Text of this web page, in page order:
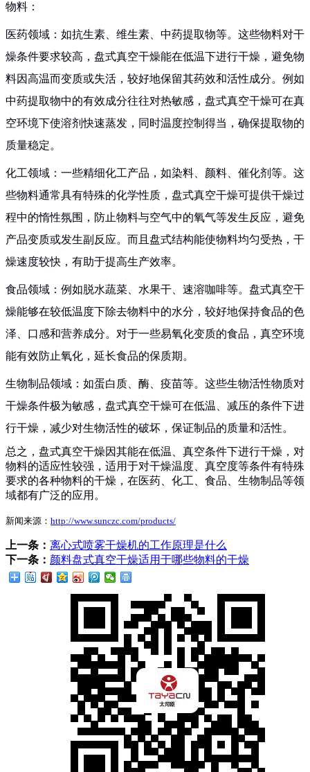
物料：
医药领域：如抗生素、维生素、中药提取物等。这些物料对干
燥条件要求较高，盘式真空干燥能在低温下进行干燥，避免物
料因高温而变质或失活，较好地保留其药效和活性成分。例如
中药提取物中的有效成分往往对热敏感，盘式真空干燥可在真
空环境下使溶剂快速蒸发，同时温度控制得当，确保提取物的
质量稳定。
化工领域：一些精细化工产品，如染料、颜料、催化剂等。这
些物料通常具有特殊的化学性质，盘式真空干燥可提供干燥过
程中的惰性氛围，防止物料与空气中的氧气等发生反应，避免
产品变质或发生副反应。而且盘式结构能使物料均匀受热，干
燥速度较快，有助于提高生产效率。
食品领域：例如脱水蔬菜、水果干、速溶咖啡等。盘式真空干
燥能够在较低温度下除去物料中的水分，较好地保持食品的色
泽、口感和营养成分。对于一些易氧化变质的食品，真空环境
能有效防止氧化，延长食品的保质期。
生物制品领域：如蛋白质、酶、疫苗等。这些生物活性物质对
干燥条件极为敏感，盘式真空干燥可在低温、减压的条件下进
行干燥，减少对生物活性的破坏，保证制品的质量和活性。
总之，盘式真空干燥因其能在低温、真空条件下进行干燥，对
物料的适应性较强，适用于对干燥温度、真空度等条件有特殊
要求的各种物料的干燥，在医药、化工、食品、生物制品等领
域都有广泛的应用。
新闻来源： http://www.sunczc.com/products/
上一条： 离心式喷雾干燥机的工作原理是什么
下一条： 颜料盘式真空干燥适用于哪些物料的干燥